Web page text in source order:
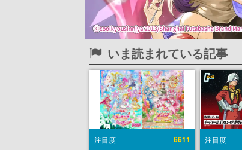
いま読まれている記事
注目度 6611 注目度